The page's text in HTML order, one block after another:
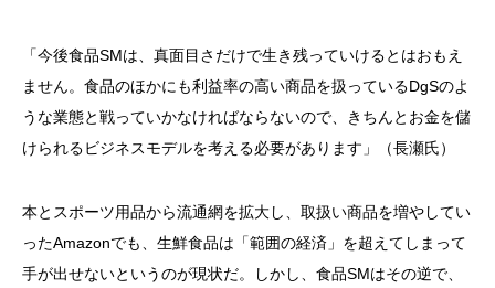
「今後食品SMは、真面目さだけで生き残っていけるとはおもえ
ません。食品のほかにも利益率の高い商品を扱っているDgSのよ
うな業態と戦っていかなければならないので、きちんとお金を儲
けられるビジネスモデルを考える必要があります」（長瀬氏）
本とスポーツ用品から流通網を拡大し、取扱い商品を増やしてい
ったAmazonでも、生鮮食品は「範囲の経済」を超えてしまって
手が出せないというのが現状だ。しかし、食品SMはその逆で、